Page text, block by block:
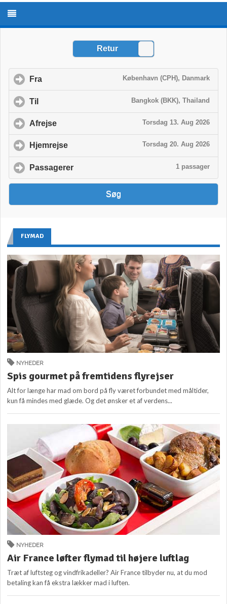
FLYMAD
NYHEDER
Spis gourmet på fremtidens flyrejser
Alt for længe har mad om bord på fly været forbundet med måltider,
kun få mindes med glæde. Og det ønsker et af verdens...
NYHEDER
Air France løfter flymad til højere luftlag
Træt af luftsteg og vindfrikadeller? Air France tilbyder nu, at du mod
betaling kan få ekstra lækker mad i luften.